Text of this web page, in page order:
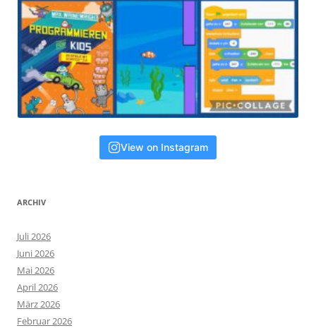
View on Instagram
ARCHIV
Juli 2026
Juni 2026
Mai 2026
April 2026
März 2026
Februar 2026